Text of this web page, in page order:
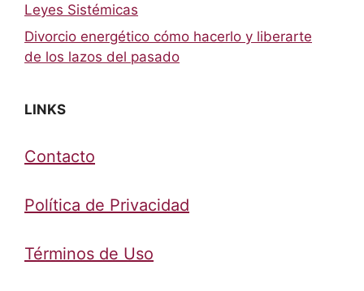
Leyes Sistémicas
Divorcio energético cómo hacerlo y liberarte
de los lazos del pasado
LINKS
Contacto
Política de Privacidad
Términos de Uso